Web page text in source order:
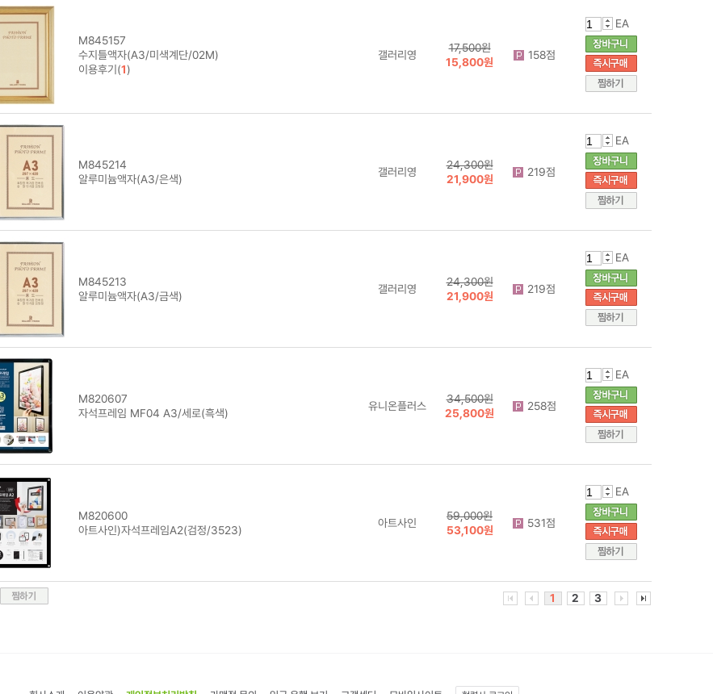
M845157
수지틀액자(A3/미색계단/02M)
이용후기(1)
갤러리영
17,500원
15,800원
158점
EA
M845214
알루미늄액자(A3/은색)
갤러리영
24,300원
21,900원
219점
EA
M845213
알루미늄액자(A3/금색)
갤러리영
24,300원
21,900원
219점
EA
M820607
자석프레임 MF04 A3/세로(흑색)
유니온플러스
34,500원
25,800원
258점
EA
M820600
아트사인)자석프레임A2(검정/3523)
아트사인
59,000원
53,100원
531점
EA
1 2 3